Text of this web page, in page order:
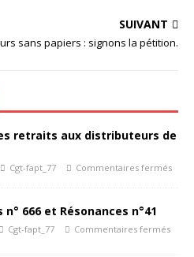
SUIVANT
sans papiers : signons la pétition.
retraits aux distributeurs de
Cgt-fapt_77 Commentaires fermés
n° 666 et Résonances n°41
Cgt-fapt_77 Commentaires fermés